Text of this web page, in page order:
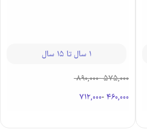
1 سال تا 15 سال
575,000
-
890,000
460,000
-
712,000